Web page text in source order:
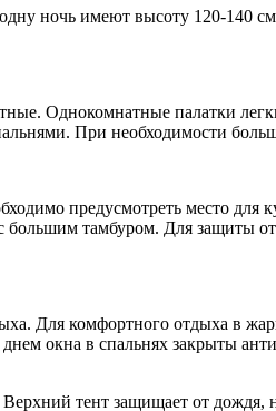
ночь имеют высоту 120-
Однокомнатные палатки
При необходимости
предусмотреть место
тамбуром. Для защиты
Для комфортного отдыха в
окна в спальнях закрыты
тент защищает от